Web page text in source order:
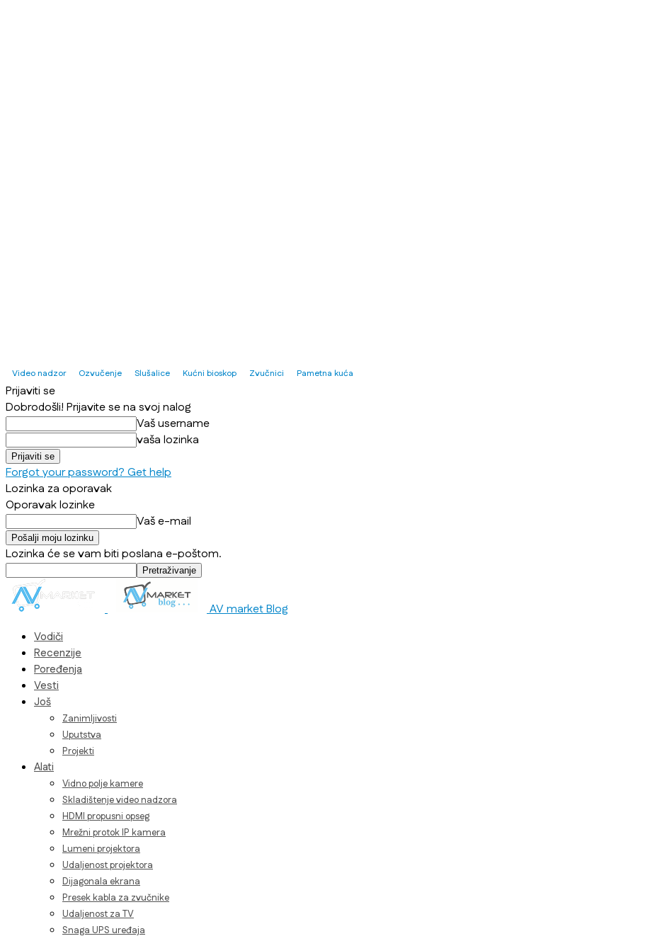
Video nadzor Ozvučenje Slušalice Kućni bioskop Zvučnici Pametna kuća
Prijaviti se
Dobrodošli! Prijavite se na svoj nalog
Vaš username
vaša lozinka
Forgot your password? Get help
Lozinka za oporavak
Oporavak lozinke
Vaš e-mail
Lozinka će se vam biti poslana e-poštom.
AV market Blog
Vodiči
Recenzije
Poređenja
Vesti
Još
Zanimljivosti
Uputstva
Projekti
Alati
Vidno polje kamere
Skladištenje video nadzora
HDMI propusni opseg
Mrežni protok IP kamera
Lumeni projektora
Udaljenost projektora
Dijagonala ekrana
Presek kabla za zvučnike
Udaljenost za TV
Snaga UPS uređaja